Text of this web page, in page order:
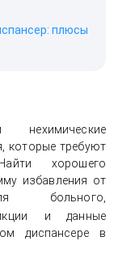
плюсы
нехимические
которые требуют
хорошего
избавления от
больного,
и данные
диспансере в